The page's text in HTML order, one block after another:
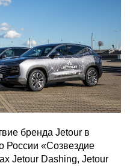
бренда Jetour в
России «Созвездие
Jetour Dashing, Jetour